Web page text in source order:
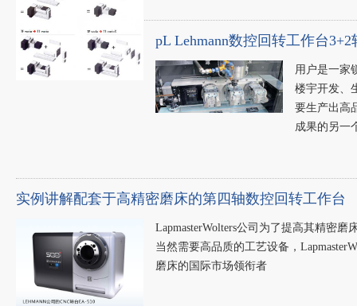
pL Lehmann数控回转工作台
用户是一家
楼宇开发、
要生产出高
成果的另一
实例讲解配套于高精密磨床的第四轴数控回转工作台
LapmasterWolters公司为了提高其精密
当然需要高品质的工艺设备，
磨床的国际市场领衔者